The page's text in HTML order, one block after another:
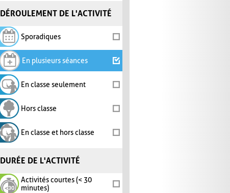
DÉROULEMENT DE L'ACTIVITÉ
Sporadiques
En plusieurs séances
En classe seulement
Hors classe
En classe et hors classe
DURÉE DE L'ACTIVITÉ
Activités courtes (< 30
minutes)